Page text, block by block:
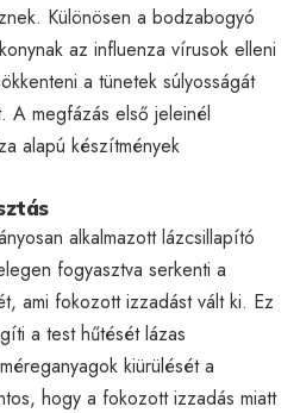
Különösen a bodzabogyó
az influenza vírusok elleni
a tünetek súlyosságát
A megfázás első jeleinél
alapú készítmények
alkalmazott lázcsillapító
fogyasztva serkenti a
ami fokozott izzadást vált ki. Ez
a test hűtését lázas
kiürülését a
hogy a fokozott izzadás miatt